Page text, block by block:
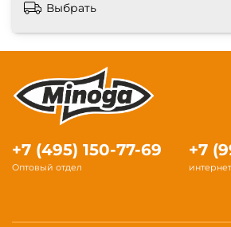
Выбрать
+7 (495) 150-77-69
Оптовый отдел
+7